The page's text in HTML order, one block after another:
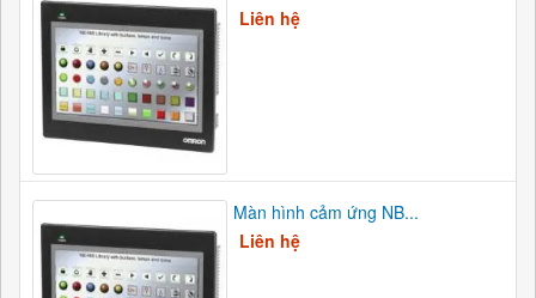
Liên hệ
Màn hình cảm ứng NB...
Liên hệ